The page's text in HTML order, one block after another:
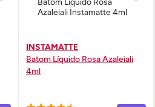
INSTAMATTE
Batom Líquido Rosa Azaleiali
4ml